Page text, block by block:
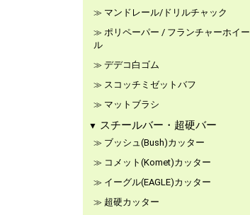
マンドレール/ドリルチャック
ポリペーパー / フランチャーホイー
ル
デデコ白ゴム
スコッチミゼットバフ
マットブラシ
スチールバー・超硬バー
ブッシュ(Bush)カッター
コメット(Komet)カッター
イーグル(EAGLE)カッター
超硬カッター